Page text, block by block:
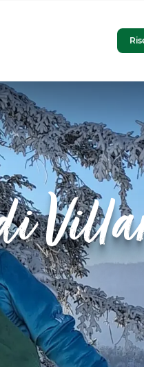
A QUEI TEMPI,
DOMINAVA LA
Duro ma gentile, era il re
Quando arrivava
piumone nella grotta
nascosta nella pianura
un gran sonno. Ma nella